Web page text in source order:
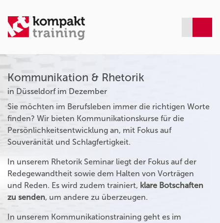
Kommunikation & Rhetorik
in Düsseldorf im Dezember
Sie möchten im Berufsleben immer die richtigen Worte
finden? Wir bieten Kommunikationskurse für die
Persönlichkeitsentwicklung an, mit Fokus auf
Souveränität und Schlagfertigkeit.
In unserem Rhetorik Seminar liegt der Fokus auf der
Redegewandtheit sowie dem Halten von Vorträgen
und Reden. Es wird zudem trainiert, klare Botschaften
zu senden, um andere zu überzeugen.
In unserem Kommunikationstraining geht es im